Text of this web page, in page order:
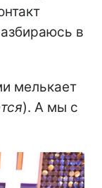
в
мелькает
). А мы с